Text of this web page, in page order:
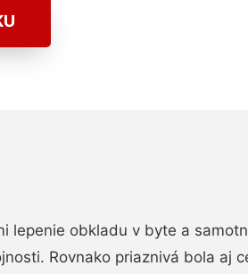
lepenie obkladu v byte a
Rovnako priaznivá bola aj